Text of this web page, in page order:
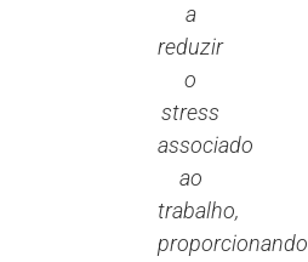
a
reduzir
o
stress
associado
ao
trabalho,
proporcionando